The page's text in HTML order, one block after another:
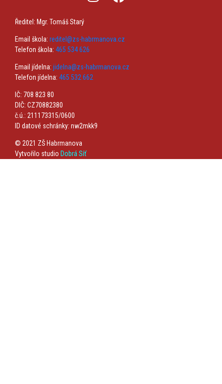
Ředitel: Mgr. Tomáš Starý
Email škola: reditel@zs-habrmanova.cz
Telefon škola: 465 534 626
Email jídelna: jidelna@zs-habrmanova.cz
Telefon jídelna: 465 532 662
IČ: 708 823 80
DIČ: CZ70882380
č.ú.: 211173315/0600
ID datové schránky: nw2mkk9
© 2021 ZŠ Habrmanova
Vytvořilo studio Dobrá Síť